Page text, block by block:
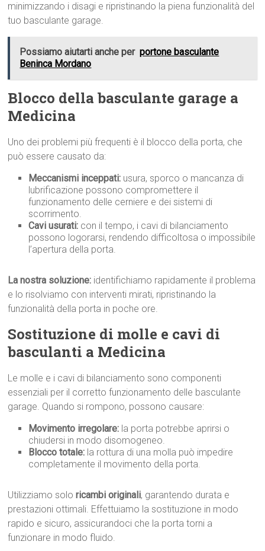
minimizzando i disagi e ripristinando la piena funzionalità del
tuo basculante garage.
Possiamo aiutarti anche per portone basculante
Beninca Mordano
Blocco della basculante garage a
Medicina
Uno dei problemi più frequenti è il blocco della porta, che
può essere causato da:
Meccanismi inceppati: usura, sporco o mancanza di
lubrificazione possono compromettere il
funzionamento delle cerniere e dei sistemi di
scorrimento.
Cavi usurati: con il tempo, i cavi di bilanciamento
possono logorarsi, rendendo difficoltosa o impossibile
l’apertura della porta.
La nostra soluzione: identifichiamo rapidamente il problema
e lo risolviamo con interventi mirati, ripristinando la
funzionalità della porta in poche ore.
Sostituzione di molle e cavi di
basculanti a Medicina
Le molle e i cavi di bilanciamento sono componenti
essenziali per il corretto funzionamento delle basculante
garage. Quando si rompono, possono causare:
Movimento irregolare: la porta potrebbe aprirsi o
chiudersi in modo disomogeneo.
Blocco totale: la rottura di una molla può impedire
completamente il movimento della porta.
Utilizziamo soloricambi originali, garantendo durata e
prestazioni ottimali. Effettuiamo la sostituzione in modo
rapido e sicuro, assicurandoci che la porta torni a
funzionare in modo fluido.